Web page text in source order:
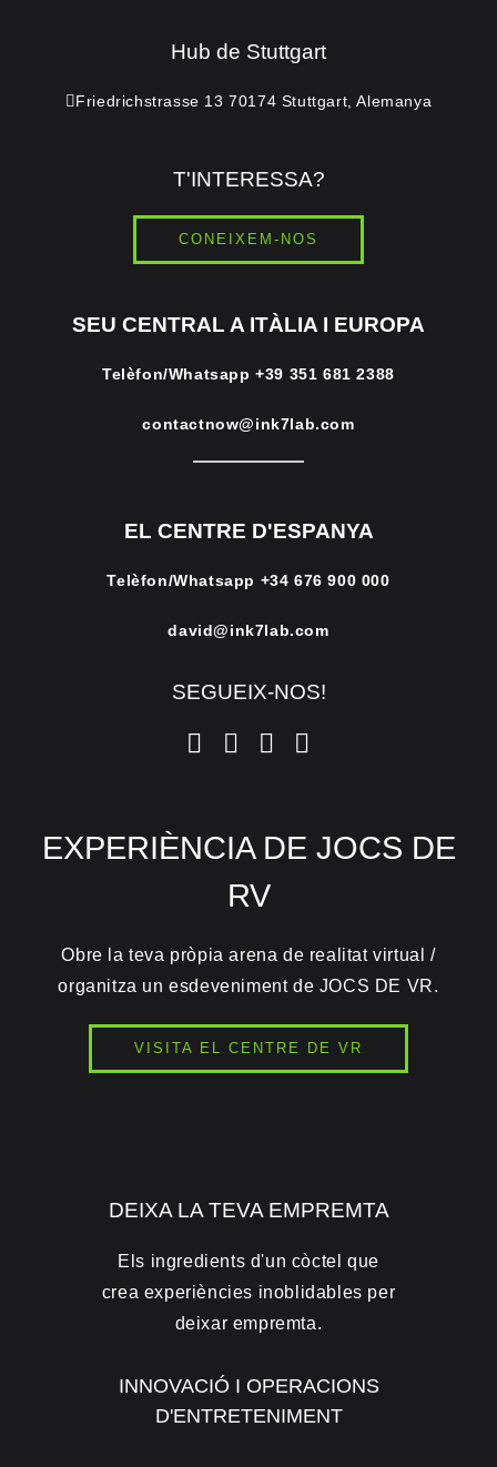
Hub de Stuttgart
Friedrichstrasse 13 70174 Stuttgart, Alemanya
T'INTERESSA?
CONEIXEM-NOS
SEU CENTRAL A ITÀLIA I EUROPA
Telèfon/Whatsapp+39 351 681 2388
contactnow@ink7lab.com
EL CENTRE D'ESPANYA
Telèfon/Whatsapp +34 676 900 000
david@ink7lab.com
SEGUEIX-NOS!
EXPERIÈNCIA DE JOCS DE
RV
Obre la teva pròpia arena de realitat virtual /
organitza un esdeveniment de JOCS DE VR.
VISITA EL CENTRE DE VR
DEIXA LA TEVA EMPREMTA
Els ingredients d'un còctel que
crea experiències inoblidables per
deixar empremta.
INNOVACIÓ I OPERACIONS
D'ENTRETENIMENT